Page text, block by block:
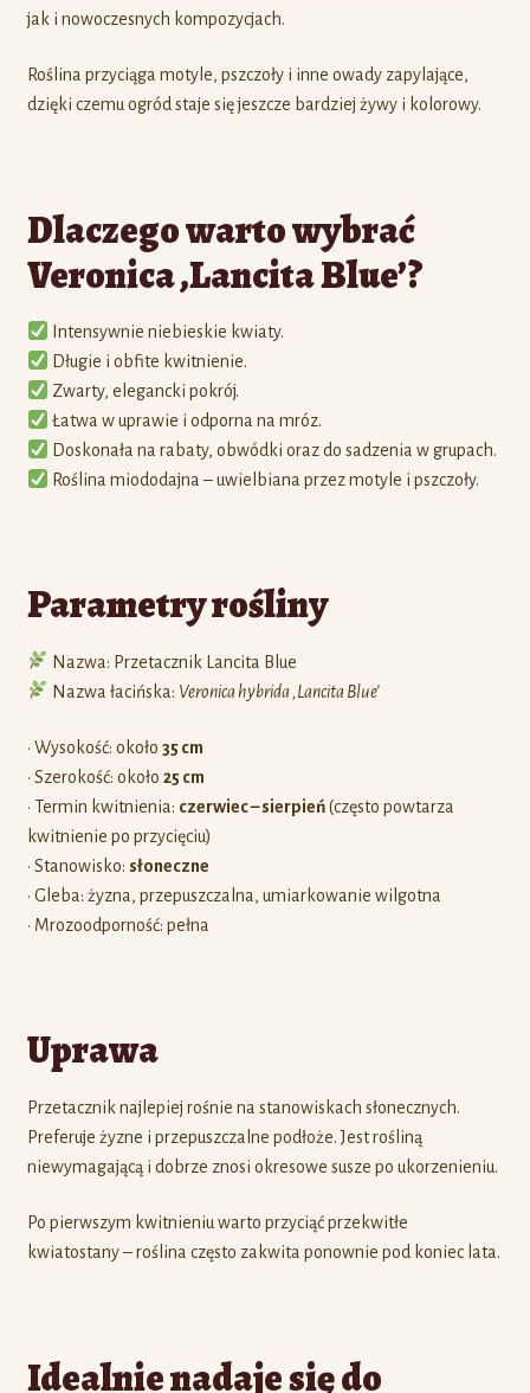
jak i nowoczesnych kompozycjach.
Roślina przyciąga motyle, pszczoły i inne owady zapylające,
dzięki czemu ogród staje się jeszcze bardziej żywy i kolorowy.
Dlaczego warto wybrać
Veronica ‚Lancita Blue’?
Intensywnie niebieskie kwiaty.
Długie i obfite kwitnienie.
Zwarty, elegancki pokrój.
Łatwa w uprawie i odporna na mróz.
Doskonała na rabaty, obwódki oraz do sadzenia w grupach.
Roślina miododajna – uwielbiana przez motyle i pszczoły.
Parametry rośliny
Nazwa: Przetacznik Lancita Blue
Nazwa łacińska: Veronica hybrida ‚Lancita Blue’
• Wysokość: około 35 cm
• Szerokość: około 25 cm
• Termin kwitnienia: czerwiec – sierpień(często powtarza
kwitnienie po przycięciu)
• Stanowisko: słoneczne
• Gleba: żyzna, przepuszczalna, umiarkowanie wilgotna
• Mrozoodporność: pełna
Uprawa
Przetacznik najlepiej rośnie na stanowiskach słonecznych.
Preferuje żyzne i przepuszczalne podłoże. Jest rośliną
niewymagającą i dobrze znosi okresowe susze po ukorzenieniu.
Po pierwszym kwitnieniu warto przyciąć przekwitłe
kwiatostany – roślina często zakwita ponownie pod koniec lata.
Idealnie nadaje się do